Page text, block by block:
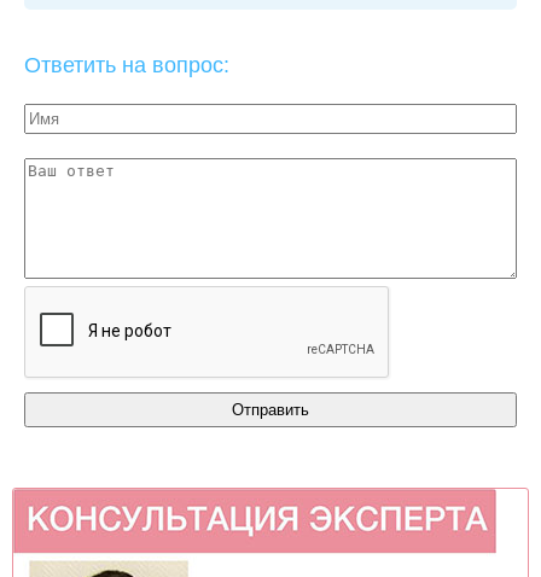
Ответить на вопрос: